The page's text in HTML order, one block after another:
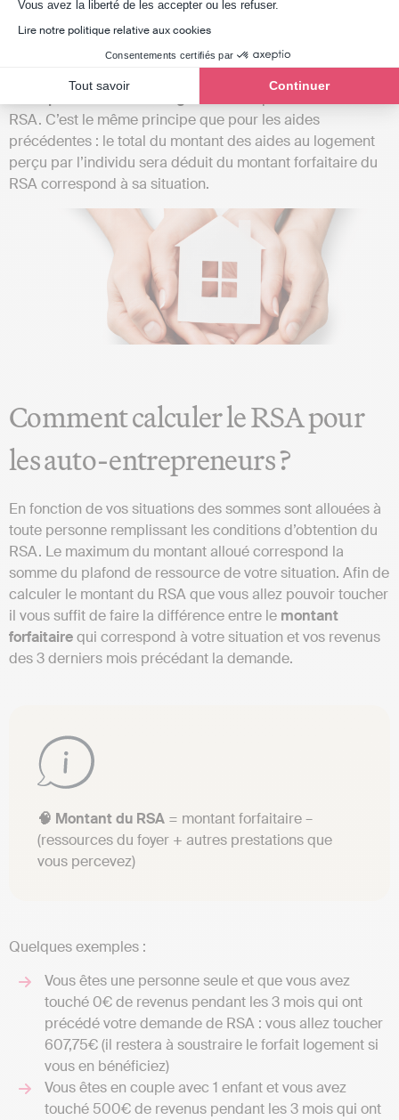
Vous avez la liberté de les accepter ou les refuser.
Lire notre politique relative aux cookies
Consentements certifiés par
Tout savoir Continuer
RSA et Aide personnalisée au
logement (APL)
✅ Oui, il est complètement possible de bénéficier de
RSA. C’est le même principe que pour les aides
précédentes : le total du montant des aides au logement
perçu par l’individu sera déduit du montant forfaitaire du
RSA correspond à sa situation.
Comment calculer le RSA pour
les auto-entrepreneurs ?
En fonction de vos situations des sommes sont allouées à
toute personne remplissant les conditions d’obtention du
RSA. Le maximum du montant alloué correspond la
somme du plafond de ressource de votre situation. Afin de
calculer le montant du RSA que vous allez pouvoir toucher
il vous suffit de faire la différence entre le montant
forfaitairequi correspond à votre situation et vos revenus
des 3 derniers mois précédant la demande.
🧠 Montant du RSA = montant forfaitaire –
(ressources du foyer + autres prestations que
vous percevez)
Quelques exemples :
Vous êtes une personne seule et que vous avez
touché 0€ de revenus pendant les 3 mois qui ont
précédé votre demande de RSA : vous allez toucher
607,75€ (il restera à soustraire le forfait logement si
vous en bénéficiez)
Vous êtes en couple avec 1 enfant et vous avez
touché 500€ de revenus pendant les 3 mois qui ont